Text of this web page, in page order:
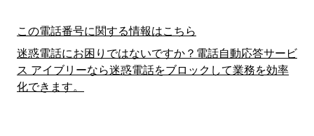
この電話番号に関する情報はこちら
迷惑電話にお困りではないですか？電話自動応答サービ
ス アイブリーなら迷惑電話をブロックして業務を効率
化できます。